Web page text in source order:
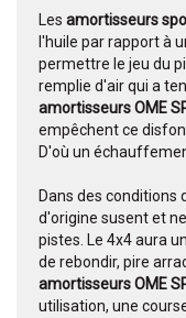
Les amortisseurs
l'huile par rapport à
permettre le jeu du
remplie d'air qui a
amortisseurs OME
empêchent ce
D'où un
Dans des conditions
d'origine susent et
pistes. Le 4x4 aura
de rebondir, pire
amortisseurs OME
utilisation, une